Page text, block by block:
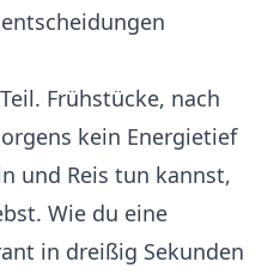
Frühstücke, nach
kein Energietief
und Reis tun kannst,
Wie du eine
in dreißig Sekunden